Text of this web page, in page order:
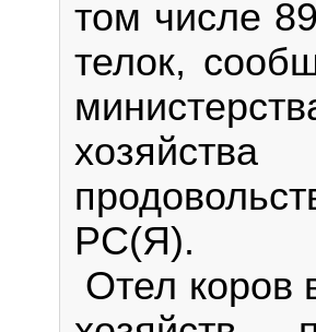
том числе
телок,
РС(Я).
Отел коров